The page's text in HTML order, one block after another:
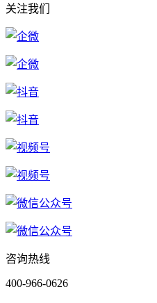
关注我们
咨询热线
400-966-0626